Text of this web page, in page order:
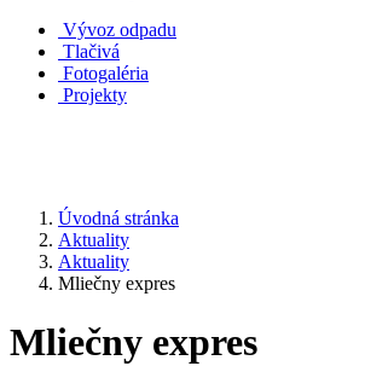
Vývoz odpadu
Tlačivá
Fotogaléria
Projekty
Úvodná stránka
Aktuality
Aktuality
Mliečny expres
Mliečny expres